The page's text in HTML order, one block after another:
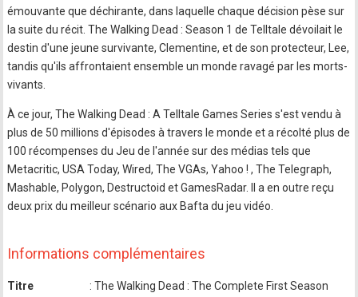
émouvante que déchirante, dans laquelle chaque décision pèse sur
la suite du récit. The Walking Dead : Season 1 de Telltale dévoilait le
destin d'une jeune survivante, Clementine, et de son protecteur, Lee,
tandis qu'ils affrontaient ensemble un monde ravagé par les morts-
vivants.
À ce jour, The Walking Dead : A Telltale Games Series s'est vendu à
plus de 50 millions d'épisodes à travers le monde et a récolté plus de
100 récompenses du Jeu de l'année sur des médias tels que
Metacritic, USA Today, Wired, The VGAs, Yahoo ! , The Telegraph,
Mashable, Polygon, Destructoid et GamesRadar. Il a en outre reçu
deux prix du meilleur scénario aux Bafta du jeu vidéo.
Informations complémentaires
Titre
: The Walking Dead : The Complete First Season